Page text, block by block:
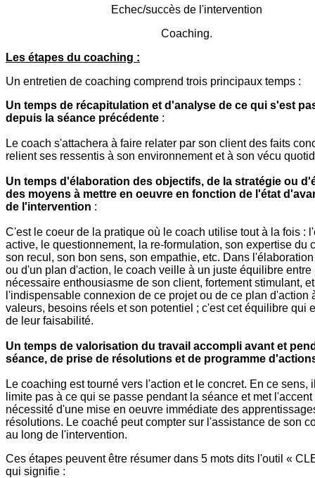
Echec/succès de l'intervention
Coaching.
Les étapes du coaching :
Un entretien de coaching comprend trois principaux temps :
Un temps de récapitulation et d'analyse de ce qui s'est
depuis la séance précédente :
Le coach s'attachera à faire relater par son client des faits
relient ses ressentis à son environnement et à son vécu
Un temps d'élaboration des objectifs, de la stratégie ou
des moyens à mettre en oeuvre en fonction de l'état
de l'intervention :
C'est le coeur de la pratique où le coach utilise tout à la fois :
active, le questionnement, la re-formulation, son expertise du
son recul, son bon sens, son empathie, etc. Dans
ou d'un plan d'action, le coach veille à un juste équilibre entre
nécessaire enthousiasme de son client, fortement stimulant, et
l'indispensable connexion de ce projet ou de ce plan d'action
valeurs, besoins réels et son potentiel ; c'est cet équilibre qui
de leur faisabilité.
Un temps de valorisation du travail accompli avant et
séance, de prise de résolutions et de programme
Le coaching est tourné vers l'action et le concret. En ce sens,
limite pas à ce qui se passe pendant la séance et met l'accent
nécessité d'une mise en oeuvre immédiate des
résolutions. Le coaché peut compter sur l'assistance de son
au long de l'intervention.
Ces étapes peuvent être résumer dans 5 mots dits l'outil «
qui signifie :